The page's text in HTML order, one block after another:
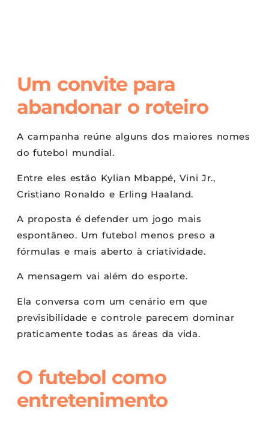
Um convite para
abandonar o roteiro
A campanha reúne alguns dos maiores nomes
do futebol mundial.
Entre eles estão Kylian Mbappé, Vini Jr.,
Cristiano Ronaldo e Erling Haaland.
A proposta é defender um jogo mais
espontâneo. Um futebol menos preso a
fórmulas e mais aberto à criatividade.
A mensagem vai além do esporte.
Ela conversa com um cenário em que
previsibilidade e controle parecem dominar
praticamente todas as áreas da vida.
O futebol como
entretenimento